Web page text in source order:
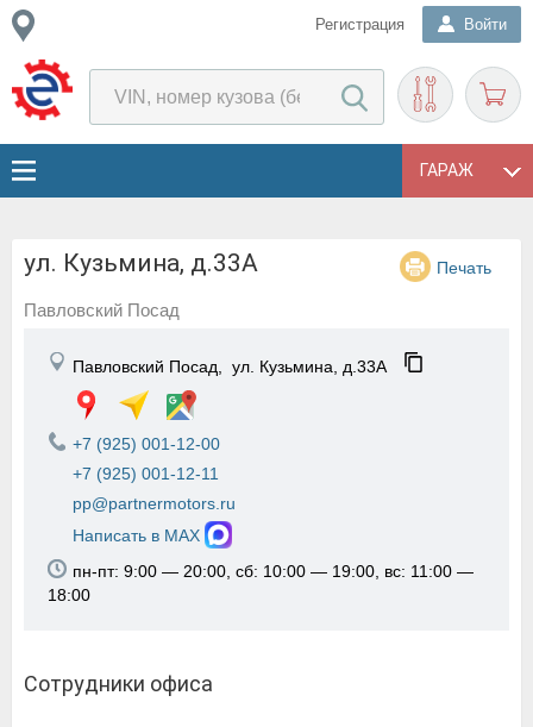
Регистрация Войти
ГАРАЖ
ул. Кузьмина, д.33А Печать
Павловский Посад
Павловский Посад, ул. Кузьмина, д.33А
+7 (925) 001-12-00
+7 (925) 001-12-11
pp@partnermotors.ru
Написать в MAX
пн-пт: 9:00 — 20:00, сб: 10:00 — 19:00, вс: 11:00 —
18:00
Сотрудники офиса